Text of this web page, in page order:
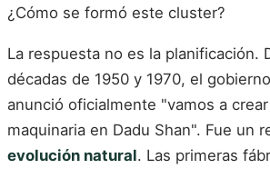
¿Cómo se formó este cluster?
La respuesta no es la planificación.
décadas de 1950 y 1970, el
anunció oficialmente "vamos a
maquinaria en Dadu Shan". Fue un
evolución natural. Las primeras